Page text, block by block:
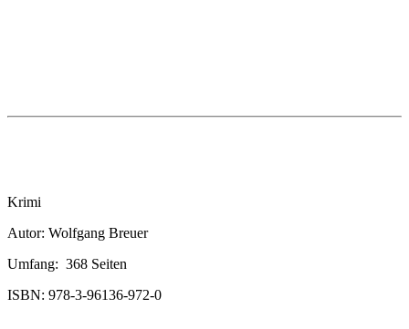
Krimi
Autor: Wolfgang Breuer
Umfang: 368 Seiten
ISBN: 978-3-96136-972-0